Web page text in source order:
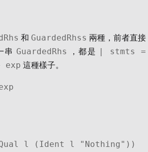
和 GuardedRhss 兩種，前者直接
串 GuardedRhs ，都是
| stmts =
exp 這種樣子。